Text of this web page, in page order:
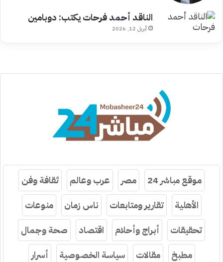
الناقد أحمد فرحات يكتب: دوبامين
أبريل 12, 2026
موقع مباشر 24 مصر عرب وعالم
ثقافة وفن
الأهلية
تقارير ومتابعات ناس زمان
منوعات
تحقيقات
أبراج وأحلام اقتصاد
صحة وجمال
مطبخ
مقالات سياسة الخصوصية أسرار